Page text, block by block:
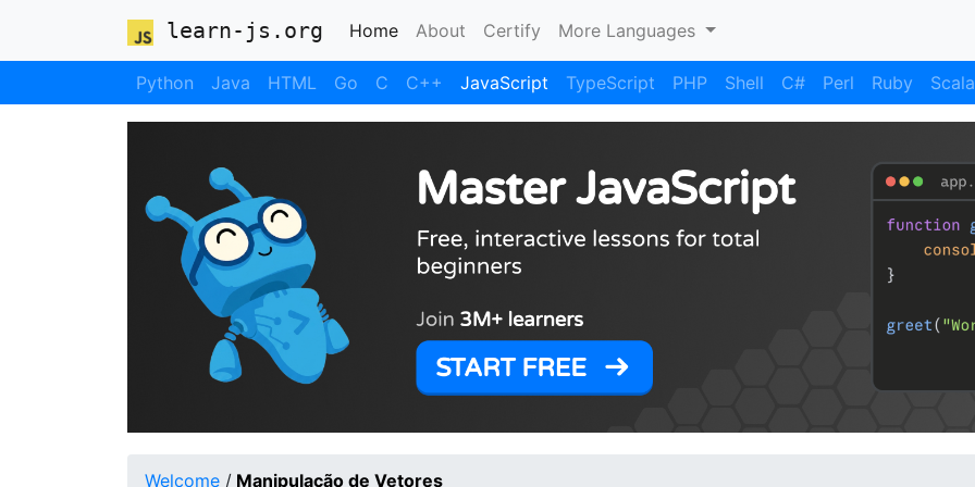
learn-js.org Home(current)
About Certify More Languages
Python Java HTML Go C C++ JavaScript TypeScript PHP Shell C# Perl Ruby Scala
Welcome / Manipulação de Vetores